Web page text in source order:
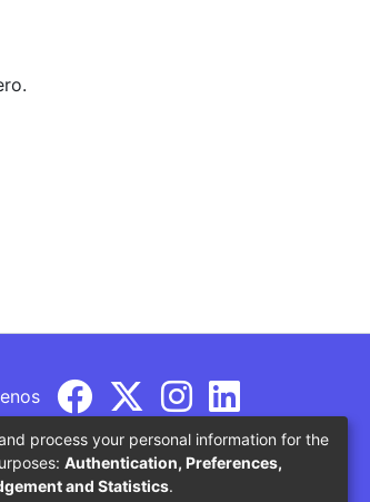
process your personal information for the
Authentication, Preferences,
and Statistics.